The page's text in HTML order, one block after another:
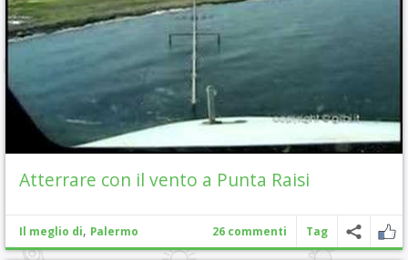
Atterrare con il vento a Punta Raisi
Il meglio di, Palermo 26 commenti Tag